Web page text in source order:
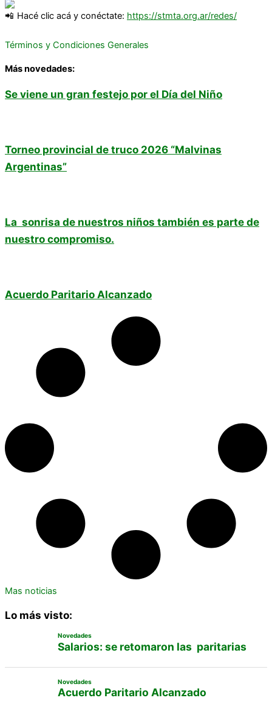
Hacé clic acá y conéctate: https://stmta.org.ar/redes/
Términos y Condiciones Generales
Más novedades:
Se viene un gran festejo por el Día del Niño
Torneo provincial de truco 2026 “Malvinas
Argentinas”
La sonrisa de nuestros niños también es parte de
nuestro compromiso.
Acuerdo Paritario Alcanzado
Mas noticias
Lo más visto:
Novedades
Salarios: se retomaron las paritarias
Novedades
Acuerdo Paritario Alcanzado